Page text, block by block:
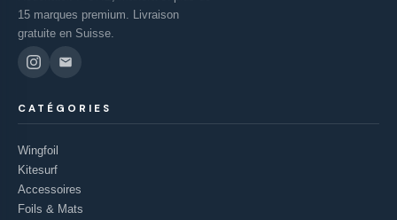
15 marques premium. Livraison
gratuite en Suisse.
CATÉGORIES
Wingfoil
Kitesurf
Accessoires
Foils & Mats